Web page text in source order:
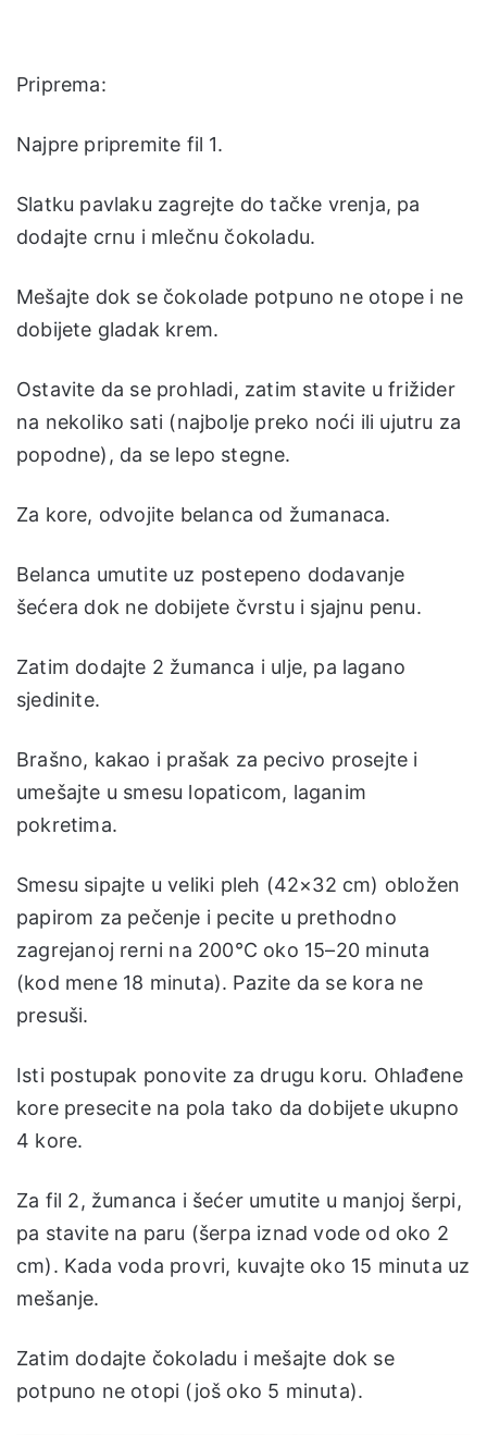
Priprema:
Najpre pripremite fil 1.
Slatku pavlaku zagrejte do tačke vrenja, pa
dodajte crnu i mlečnu čokoladu.
Mešajte dok se čokolade potpuno ne otope i ne
dobijete gladak krem.
Ostavite da se prohladi, zatim stavite u frižider
na nekoliko sati (najbolje preko noći ili ujutru za
popodne), da se lepo stegne.
Za kore, odvojite belanca od žumanaca.
Belanca umutite uz postepeno dodavanje
šećera dok ne dobijete čvrstu i sjajnu penu.
Zatim dodajte 2 žumanca i ulje, pa lagano
sjedinite.
Brašno, kakao i prašak za pecivo prosejte i
umešajte u smesu lopaticom, laganim
pokretima.
Smesu sipajte u veliki pleh (42×32 cm) obložen
papirom za pečenje i pecite u prethodno
zagrejanoj rerni na 200°C oko 15–20 minuta
(kod mene 18 minuta). Pazite da se kora ne
presuši.
Isti postupak ponovite za drugu koru. Ohlađene
kore presecite na pola tako da dobijete ukupno
4 kore.
Za fil 2, žumanca i šećer umutite u manjoj šerpi,
pa stavite na paru (šerpa iznad vode od oko 2
cm). Kada voda provri, kuvajte oko 15 minuta uz
mešanje.
Zatim dodajte čokoladu i mešajte dok se
potpuno ne otopi (još oko 5 minuta).